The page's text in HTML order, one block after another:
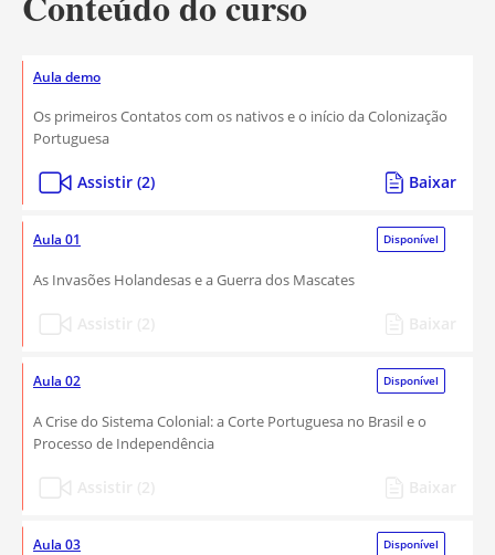
Aula demo
Os primeiros Contatos com os nativos e o início da Colonização
Portuguesa
Assistir (2) Baixar
Aula 01 Disponível
As Invasões Holandesas e a Guerra dos Mascates
Aula 02 Disponível
A Crise do Sistema Colonial: a Corte Portuguesa no Brasil e o
Processo de Independência
Aula 03 Disponível